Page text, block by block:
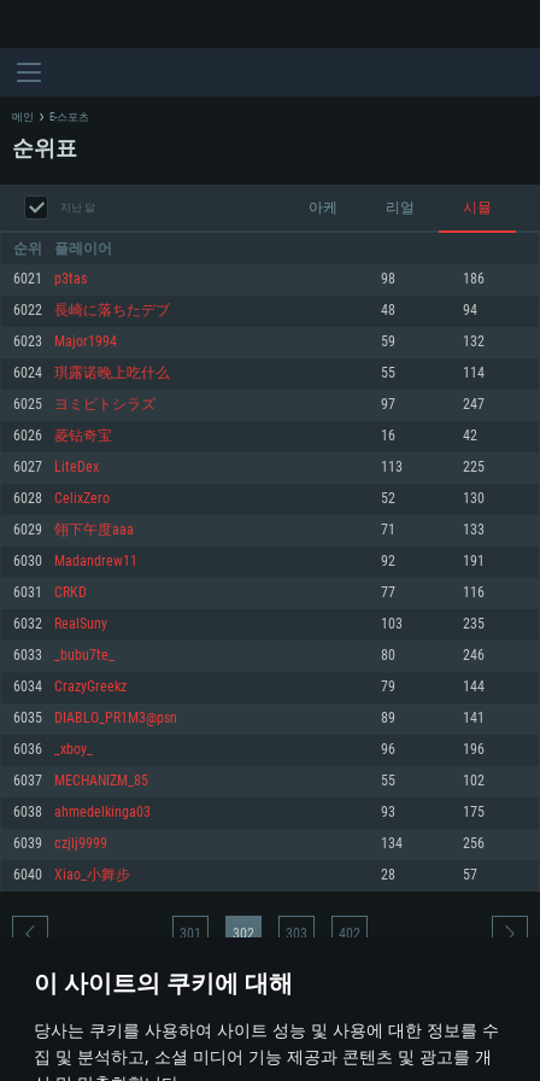
이 사이트의 쿠키에 대해
당사는 쿠키를 사용하여 사이트 성능 및 사용에 대한 정보를 수
집 및 분석하고, 소셜 미디어 기능 제공과 콘텐츠 및 광고를 개
최소사양
운영체제: Windows 10 (64 bit)
프로세서: 2.2 GHz 듀얼코어 이상
메모리: 4GB
그래픽 카드: DirectX 11 이상을 지원하는 AMD Radeon 77XX / NVIDIA
GeForce GT 660. 최소 사양 해상도: 720p
네트워크: 브로드밴드 인터넷
여유 저장 공간: 22.1 GB (최소 클라이언트)
권장 사양
570 혹은 그 이상
여유 저장 공간: 62.2 GB (전체 클라이언트)
최소사양
운영체제: Mac OS Big Sur 11.0
프로세서: 최소 2.2 GHz의 Core i5 (Intel Xeon 은 지원하지 않습니다)
메모리: 6 GB
그래픽 카드: Metal 을 지원하는 Intel Iris Pro 5200 (Mac), 혹은 이와 비슷한 성
능을 가지는 Mac 버전의 AMD/Nvidia. 최소 해상도: 720p
네트워크: 브로드밴드 인터넷
여유 저장 공간: 22.1 GB (최소 클라이언트)
권장 사양
네트워크: 브로드밴드 인터넷
여유 저장 공간: 62.2 GB (전체 클라이언트)
최소사양
운영체제: 64bit Linux 중 최신 버전
프로세서: 2.4 GHz 듀얼코어
메모리: 4 GB
그래픽 카드: Vulkan 을 지원하고, 최신 그래픽 드라이버를 지원하는 NVIDIA
660 (6개월 미만) 혹은 그와 동급의 성능을 가지며 최신 그래픽 드라이버를 지
원하는 AMD (6개월 미만; 최소사양 지원 해상도 720p)
네트워크: 브로드밴드 인터넷
여유 저장 공간: 22.1 GB (최소 클라이언트)
권장 사양
운영체제: Ubuntu 20.04 64bit
프로세서: Intel Core i7
메모리: 16 GB
그래픽 카드: Vulkan 을 지원하고, 최신 그래픽 드라이버를 지원하는 NVIDIA
1060 (6개월 미만) 혹은 그와 동급의 성능을 가지며 최신 그래픽 드라이버를
지원하는 AMD RX 570 (6개월 미만; 최소사양 지원 해상도 720p) 이상
여유 저장 공간: 62.2 GB (전체 클라이언트)
메인 E-스포츠
순위표
지난 달 아케 리얼 시뮬
순위 플레이어
6021 p3tas 98 186
6022 長崎に落ちたデブ 48 94
6023 Major1994 59 132
6024 琪露诺晚上吃什么 55 114
6025 ヨミビトシラズ 97 247
6026 菱钻奇宝 16 42
6027 LiteDex 113 225
6028 CelixZero 52 130
6029 翎下午度aaa 71 133
6030 Madandrew11 92 191
6031 CRKD 77 116
6032 RealSuny 103 235
6033 _bubu7te_ 80 246
6034 CrazyGreekz 79 144
6035 DIABLO_PR1M3@psn 89 141
6036 _xboy_ 96 196
6037 MECHANIZM_85 55 102
6038 ahmedelkinga03 93 175
6039 czjlj9999 134 256
6040 Xiao_小舞步 28 57
* 순위표는 매일 1회 갱신됩니다
301 302 303 402